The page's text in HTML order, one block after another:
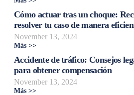
Cómo actuar tras un choque:
resolver tu caso de manera
November 13, 2024
Más >>
Accidente de tráfico: Consejos
para obtener compensación
November 13, 2024
Más >>